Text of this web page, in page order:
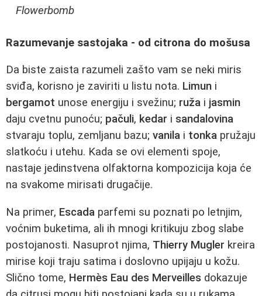
Flowerbomb
Razumevanje sastojaka - od citrona do mošusa
Da biste zaista razumeli zašto vam se neki miris
sviđa, korisno je zaviriti u listu nota. Limun i
bergamot unose energiju i svežinu; ruža i jasmin
daju cvetnu punoću; pačuli, kedar i sandalovina
stvaraju toplu, zemljanu bazu; vanila i tonka pružaju
slatkoću i utehu. Kada se ovi elementi spoje,
nastaje jedinstvena olfaktorna kompozicija koja će
na svakome mirisati drugačije.
Na primer, Escada parfemi su poznati po letnjim,
voćnim buketima, ali ih mnogi kritikuju zbog slabe
postojanosti. Nasuprot njima, Thierry Mugler kreira
mirise koji traju satima i doslovno upijaju u kožu.
Slično tome, Hermès Eau des Merveilles dokazuje